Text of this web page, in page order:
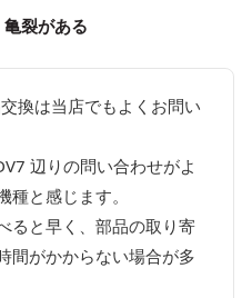
裂がある
換は当店でもよくお問い
辺りの問い合わせがよ
種と感じます。
ると早く、部品の取り寄
間がかからない場合が多